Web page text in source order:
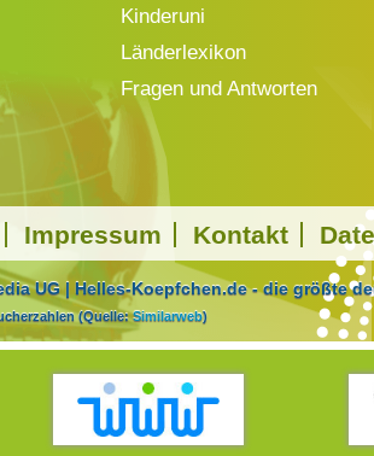
Kinderuni
Länderlexikon
Fragen und Antworten
Impressum Kontakt
UG | Helles-Koepfchen.de - die größte
(Quelle:Similarweb)